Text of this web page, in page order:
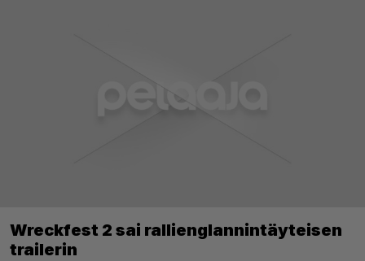
Wreckfest 2 sai rallienglannintäyteisen
trailerin